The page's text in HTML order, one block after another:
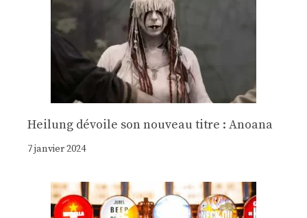
Heilung dévoile son nouveau titre : Anoana
7 janvier 2024